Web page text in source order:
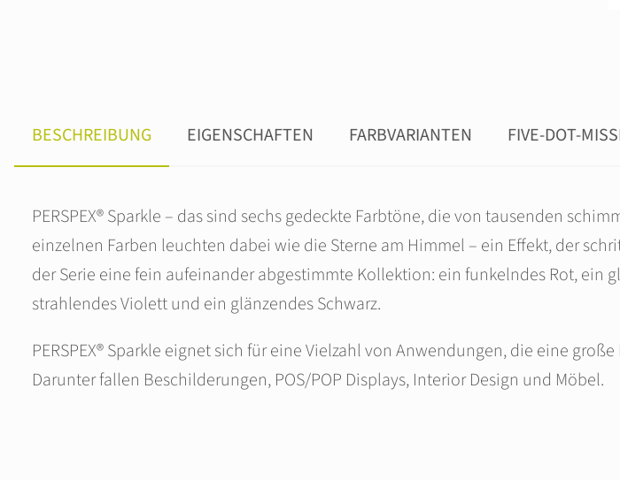
BESCHREIBUNG EIGENSCHAFTEN FARBVARIANTEN FIVE-DOT-
PERSPEX® Sparkle – das sind sechs gedeckte Farbtöne, die von tausenden
einzelnen Farben leuchten dabei wie die Sterne am Himmel – ein Effekt, der
der Serie eine fein aufeinander abgestimmte Kollektion: ein funkelndes Rot, ein
strahlendes Violett und ein glänzendes Schwarz.
PERSPEX® Sparkle eignet sich für eine Vielzahl von Anwendungen, die eine
Darunter fallen Beschilderungen, POS/POP Displays, Interior Design und Möbel.